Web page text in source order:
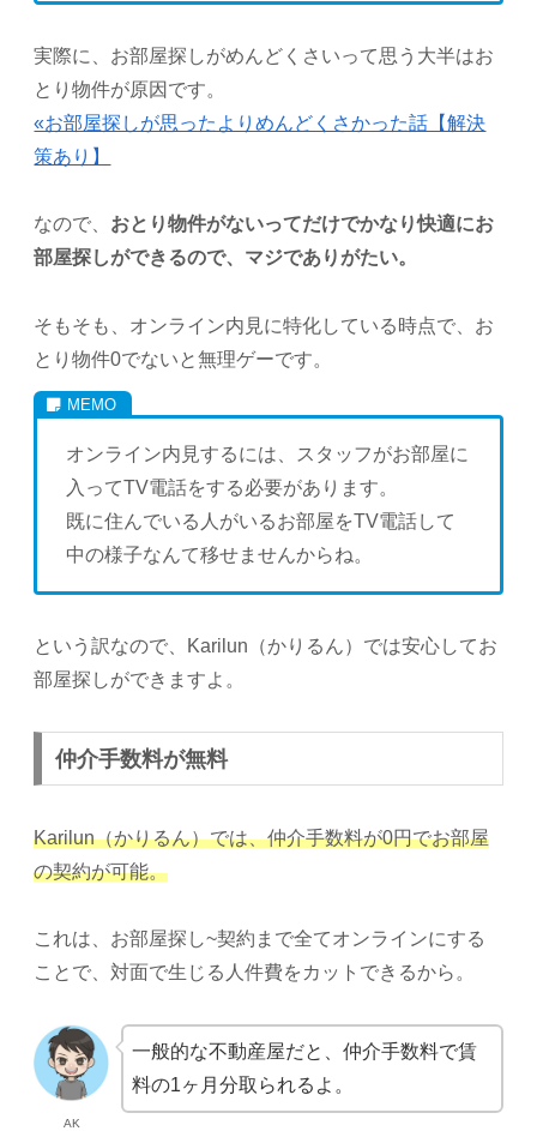
実際に、お部屋探しがめんどくさいって思う大半はお
とり物件が原因です。
«お部屋探しが思ったよりめんどくさかった話【解決
策あり】
なので、 おとり物件がないってだけでかなり快適にお
部屋探しができるので、マジでありがたい。
そもそも、オンライン内見に特化している時点で、お
とり物件0でないと無理ゲーです。
オンライン内見するには、スタッフがお部屋に
入ってTV電話をする必要があります。
既に住んでいる人がいるお部屋をTV電話して
中の様子なんて移せませんからね。
という訳なので、Karilun（かりるん）では安心してお
部屋探しができますよ。
仲介手数料が無料
Karilun（かりるん）では、仲介手数料が0円でお部屋
の契約が可能。
これは、お部屋探し~契約まで全てオンラインにする
ことで、対面で生じる人件費をカットできるから。
AK
一般的な不動産屋だと、仲介手数料で賃
料の1ヶ月分取られるよ。